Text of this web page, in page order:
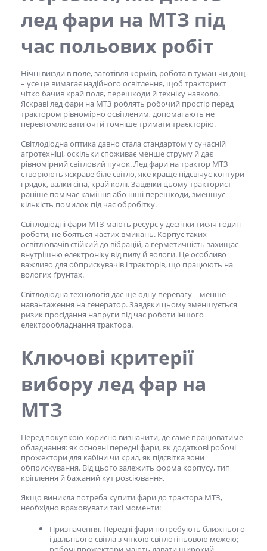
лед фари на МТЗ під
час польових робіт
Нічні виїзди в поле, заготівля кормів, робота в туман чи дощ
– усе це вимагає надійного освітлення, щоб тракторист
чітко бачив край поля, перешкоди й техніку навколо.
Яскравілед фари на МТЗ роблять робочий простір перед
трактором рівномірно освітленим, допомагають не
перевтомлювати очі й точніше тримати траєкторію.
Світлодіодна оптика давно стала стандартом у сучасній
агротехніці, оскільки споживає менше струму й дає
рівномірний світловий пучок.Лед фари на трактор МТЗ
створюють яскраве біле світло, яке краще підсвічує контури
грядок, валки сіна, край колії. Завдяки цьому тракторист
раніше помічає каміння або інші перешкоди, зменшує
кількість помилок під час обробітку.
Світлодіодні фари МТЗ мають ресурс у десятки тисяч годин
роботи, не бояться частих вмикань. Корпус таких
освітлювачів стійкий до вібрацій, а герметичність захищає
внутрішню електроніку від пилу й вологи. Це особливо
важливо для обприскувачів і тракторів, що працюють на
вологих ґрунтах.
Світлодіодна технологія дає ще одну перевагу – менше
навантаження на генератор. Завдяки цьому зменшується
ризик просідання напруги під час роботи іншого
електрообладнання трактора.
Ключові критерії
виборулед фар на
МТЗ
Перед покупкою корисно визначити, де саме працюватиме
обладнання: як основні передні фари, як додаткові робочі
прожектори для кабіни чи крил, як підсвітка зони
обприскування. Від цього залежить форма корпусу, тип
кріплення й бажаний кут розсіювання.
Якщо виникла потреба купити фари до трактора МТЗ,
необхідно враховувати такі моменти:
Призначення. Передні фари потребують ближнього
і дальнього світла з чіткою світлотіньовою межею;